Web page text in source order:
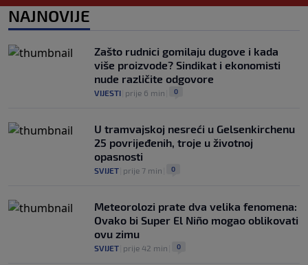
prvenstva
NOGOMET prije 3 h 0
NAJNOVIJE
Zašto rudnici gomilaju dugove i kada
više proizvode? Sindikat i ekonomisti
nude različite odgovore
VIJESTI prije 6 min 0
U tramvajskoj nesreći u Gelsenkirchenu
25 povrijeđenih, troje u životnoj
opasnosti
SVIJET prije 7 min 0
Meteorolozi prate dva velika fenomena:
Ovako bi Super El Niño mogao oblikovati
ovu zimu
SVIJET prije 42 min 0